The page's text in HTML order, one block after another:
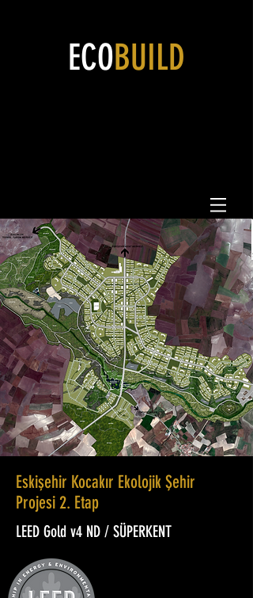
ECOBUILD
Eskişehir Kocakır Ekolojik Şehir
Projesi 2. Etap
LEED Gold v4 ND / SÜPERKENT